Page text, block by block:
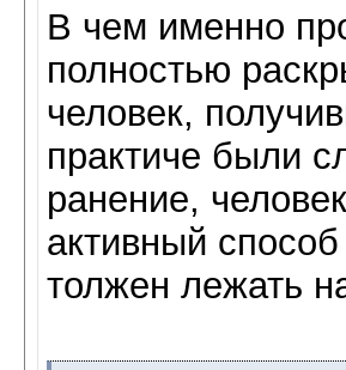
В чем именно
полностью
человек,
практиче были
ранение,
активный
толжен лежать